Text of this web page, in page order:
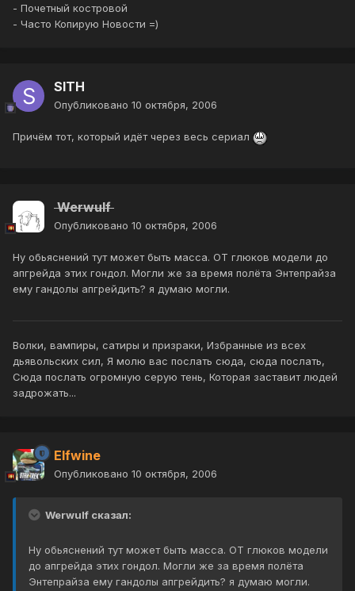
- Почетный костровой
- Часто Копирую Новости =)
SITH
Опубликовано 10 октября, 2006
Причём тот, который идёт через весь сериал
Werwulf
Опубликовано 10 октября, 2006
Ну обьяснений тут может быть масса. ОТ глюков модели до
апгрейда этих гондол. Могли же за время полёта Энтепрайза
ему гандолы апгрейдить? я думаю могли.
Волки, вампиры, сатиры и призраки, Избранные из всех
дьявольских сил, Я молю вас послать сюда, сюда послать,
Сюда послать огромную серую тень, Которая заставит людей
задрожать...
Elfwine
Опубликовано 10 октября, 2006
Werwulf сказал:
Ну обьяснений тут может быть масса. ОТ глюков модели
до апгрейда этих гондол. Могли же за время полёта
Энтепрайза ему гандолы апгрейдить? я думаю могли.